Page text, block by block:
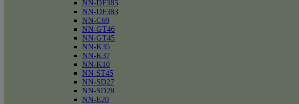
NN-DF385
NN-DF383
NN-C69
NN-GT46
NN-GT45
NN-K35
NN-K37
NN-K10
NN-ST45
NN-SD27
NN-SD28
NN-E20